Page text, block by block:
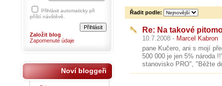
Řadit podle:
Re: Na takové
10.7.2008 - Marcel Kabron
pane Kučero, ani s mojí
500 000 je jen 5% národa
stanovisko PRO", "Běžte
Přihlásit automaticky při
příští návštěvě.
Založit blog
Zapomenuté údaje
Noví bloggeři